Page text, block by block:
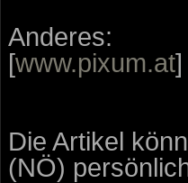
Anderes:
[www.pixum.at]
Die Artikel
(NÖ)